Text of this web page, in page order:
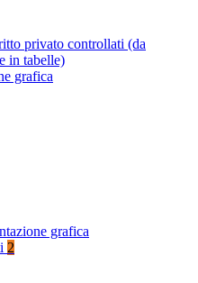
privato controllati (da
in tabelle)
grafica
grafica
2